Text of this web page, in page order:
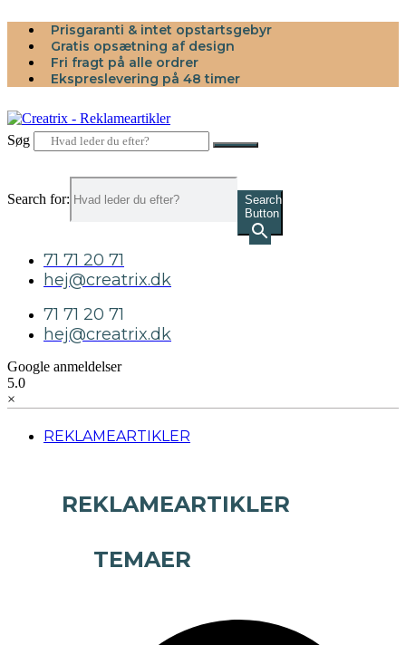
indhold
Prisgaranti & intet opstartsgebyr
Gratis opsætning af design
Fri fragt på alle ordrer
Ekspreslevering på 48 timer
Søg
Search for:
Search
Button
71 71 20 71
hej@creatrix.dk
71 71 20 71
hej@creatrix.dk
Google anmeldelser
5.0
×
REKLAMEARTIKLER
REKLAMEARTIKLER
TEMAER